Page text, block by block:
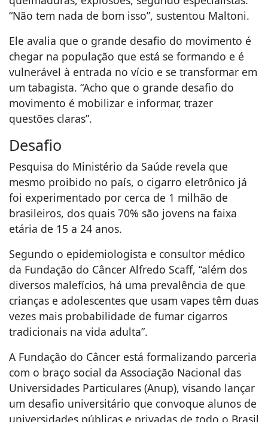
“Não tem nada de bom isso”, sustentou Maltoni.
Ele avalia que o grande desafio do movimento é
chegar na população que está se formando e é
vulnerável à entrada no vício e se transformar em
um tabagista. “Acho que o grande desafio do
movimento é mobilizar e informar, trazer
questões claras”.
Desafio
Pesquisa do Ministério da Saúde revela que
mesmo proibido no país, o cigarro eletrônico já
foi experimentado por cerca de 1 milhão de
brasileiros, dos quais 70% são jovens na faixa
etária de 15 a 24 anos.
Segundo o epidemiologista e consultor médico
da Fundação do Câncer Alfredo Scaff, “além dos
diversos malefícios, há uma prevalência de que
crianças e adolescentes que usam vapes têm duas
vezes mais probabilidade de fumar cigarros
tradicionais na vida adulta”.
A Fundação do Câncer está formalizando parceria
com o braço social da Associação Nacional das
Universidades Particulares (Anup), visando lançar
um desafio universitário que convoque alunos de